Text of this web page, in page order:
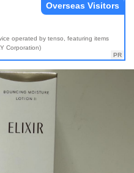
operated by tenso, featuring items
Corporation)
Overseas Visitors